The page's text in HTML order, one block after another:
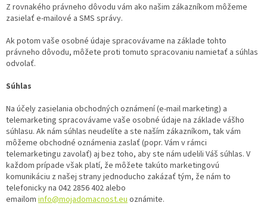
Z rovnakého právneho dôvodu vám ako našim zákazníkom môžeme
zasielať e-mailové a SMS správy.
Ak potom vaše osobné údaje spracovávame na základe tohto
právneho dôvodu, môžete proti tomuto spracovaniu namietať a súhlas
odvolať.
Súhlas
Na účely zasielania obchodných oznámení (e-mail marketing) a
telemarketing spracovávame vaše osobné údaje na základe vášho
súhlasu. Ak nám súhlas neudelíte a ste naším zákazníkom, tak vám
môžeme obchodné oznámenia zaslať (popr. Vám v rámci
telemarketingu zavolať) aj bez toho, aby ste nám udelili Váš súhlas. V
každom prípade však platí, že môžete takúto marketingovú
komunikáciu z našej strany jednoducho zakázať tým, že nám to
telefonicky na 042 2856 402 alebo
emailom info@mojadomacnost.eu oznámite.